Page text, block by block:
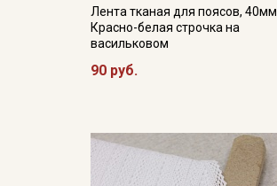
Лента тканая для поясов, 40мм
Красно-белая строчка на
васильковом
90 руб.